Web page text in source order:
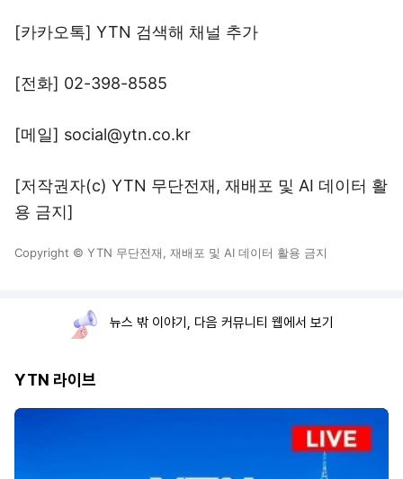
[카카오톡] YTN 검색해 채널 추가
[전화] 02-398-8585
[메일] social@ytn.co.kr
[저작권자(c) YTN 무단전재, 재배포 및 AI 데이터 활
용 금지]
Copyright © YTN 무단전재, 재배포 및 AI 데이터 활용 금지
뉴스 밖 이야기, 다음 커뮤니티 웹에서 보기
YTN 라이브